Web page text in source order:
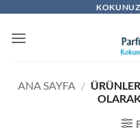
ANA SAYFA /